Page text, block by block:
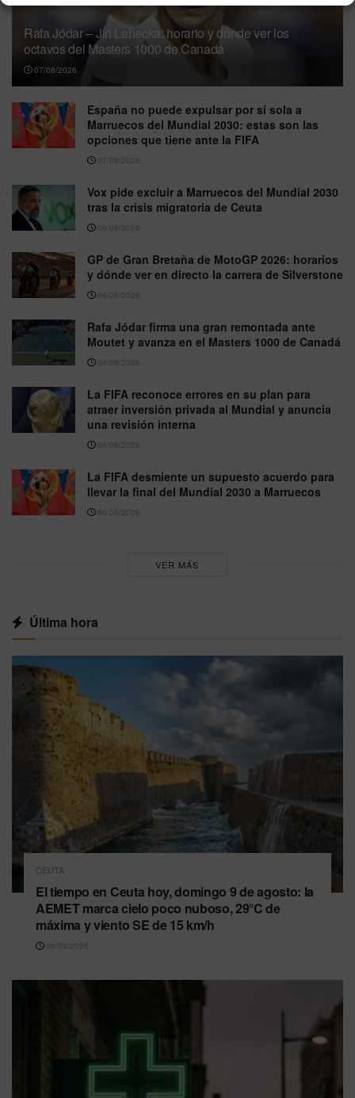
Rafa Jódar – Jiri Lehecka: horario y dónde ver los
octavos del Masters 1000 de Canadá
07/08/2026
España no puede expulsar por sí sola a
Marruecos del Mundial 2030: estas son las
opciones que tiene ante la FIFA
07/08/2026
Vox pide excluir a Marruecos del Mundial 2030
tras la crisis migratoria de Ceuta
06/08/2026
GP de Gran Bretaña de MotoGP 2026: horarios
y dónde ver en directo la carrera de Silverstone
06/08/2026
Rafa Jódar firma una gran remontada ante
Moutet y avanza en el Masters 1000 de Canadá
06/08/2026
La FIFA reconoce errores en su plan para
atraer inversión privada al Mundial y anuncia
una revisión interna
06/08/2026
La FIFA desmiente un supuesto acuerdo para
llevar la final del Mundial 2030 a Marruecos
06/08/2026
VER MÁS
Última hora
CEUTA
El tiempo en Ceuta hoy, domingo 9 de agosto: la
AEMET marca cielo poco nuboso, 29°C de
máxima y viento SE de 15 km/h
09/08/2026